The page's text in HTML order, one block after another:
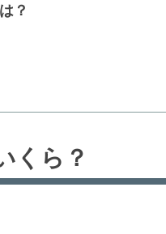
？
くら？